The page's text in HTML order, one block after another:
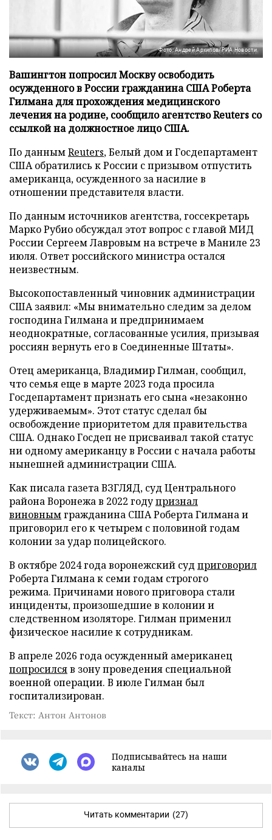
Фото: Андрей Архипов/РИА Новости
Вашингтон попросил Москву освободить
осужденного в России гражданина США Роберта
Гилмана для прохождения медицинского
лечения на родине, сообщило агентство Reuters со
ссылкой на должностное лицо США.
По даннымReuters, Белый дом и Госдепартамент
США обратились к России с призывом отпустить
американца, осужденного за насилие в
отношении представителя власти.
По данным источников агентства, госсекретарь
Марко Рубио обсуждал этот вопрос с главой МИД
России Сергеем Лавровым на встрече в Маниле 23
июля. Ответ российского министра остался
неизвестным.
Высокопоставленный чиновник администрации
США заявил: «Мы внимательно следим за делом
господина Гилмана и предпринимаем
неоднократные, согласованные усилия, призывая
россиян вернуть его в Соединенные Штаты».
Отец американца, Владимир Гилман, сообщил,
что семья еще в марте 2023 года просила
Госдепартамент признать его сына «незаконно
удерживаемым». Этот статус сделал бы
освобождение приоритетом для правительства
США. Однако Госдеп не присваивал такой статус
ни одному американцу в России с начала работы
нынешней администрации США.
Как писала газета ВЗГЛЯД, суд Центрального
района Воронежа в 2022 годупризнал
виновнымгражданина США Роберта Гилмана и
приговорил его к четырем с половиной годам
колонии за удар полицейского.
В октябре 2024 года воронежский суд приговорил
Роберта Гилмана к семи годам строгого
режима. Причинами нового приговора стали
инциденты, произошедшие в колонии и
следственном изоляторе. Гилман применил
физическое насилие к сотрудникам.
В апреле 2026 года осужденный американец
попросилсяв зону проведения специальной
военной операции. В июле Гилман был
госпитализирован.
Текст: Антон Антонов
Подписывайтесь на наши
каналы
Читать комментарии (27)